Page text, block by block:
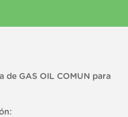
de GAS OIL COMUN para